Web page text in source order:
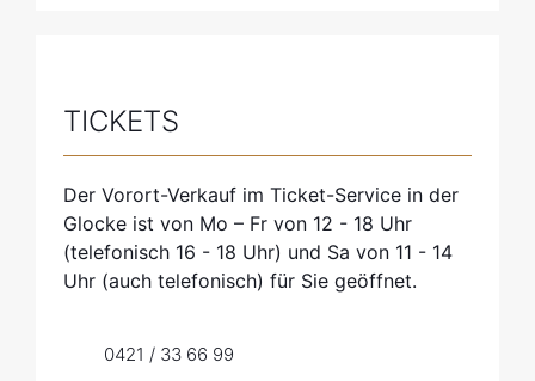
TICKETS
Der Vorort-Verkauf im Ticket-Service in der
Glocke ist von Mo – Fr von 12 - 18 Uhr
(telefonisch 16 - 18 Uhr) und Sa von 11 - 14
Uhr (auch telefonisch) für Sie geöffnet.
0421 / 33 66 99